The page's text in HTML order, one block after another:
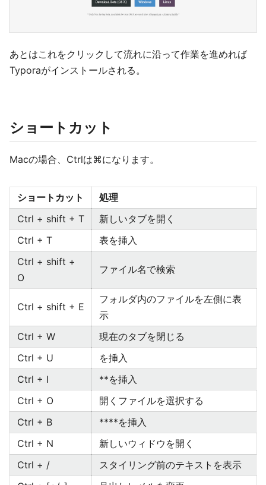
あとはこれをクリックして流れに沿って作業を進めれば
Typoraがインストールされる。
ショートカット
Macの場合、Ctrlは⌘になります。
ショートカット
処理
Ctrl + shift + T
新しいタブを開く
Ctrl + T
表を挿入
Ctrl + shift +
O
ファイル名で検索
Ctrl + shift + E
フォルダ内のファイルを左側に表
示
Ctrl + W
現在のタブを閉じる
Ctrl + U
を挿入
Ctrl + I
**を挿入
Ctrl + O
開くファイルを選択する
Ctrl + B
****を挿入
Ctrl + N
新しいウィドウを開く
Ctrl + /
スタイリング前のテキストを表示